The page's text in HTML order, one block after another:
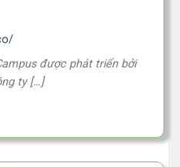
được phát triển bởi
ty […]